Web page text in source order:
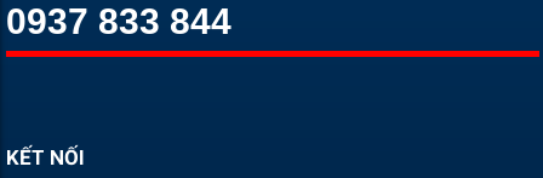
0937 833 844
KẾT NỐI